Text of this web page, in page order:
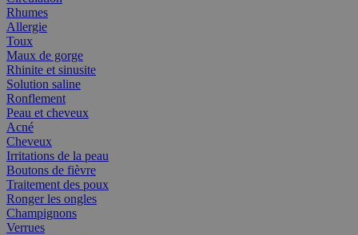
Rhumes
Allergie
Toux
Maux de gorge
Rhinite et sinusite
Solution saline
Ronflement
Peau et cheveux
Acné
Cheveux
Irritations de la peau
Boutons de fièvre
Traitement des poux
Ronger les ongles
Champignons
Verrues